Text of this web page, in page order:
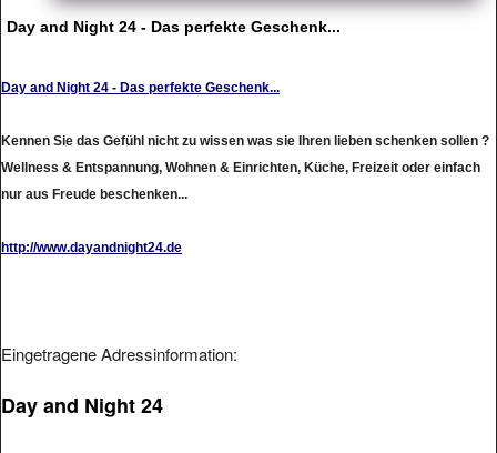
Day and Night 24 - Das perfekte Geschenk...
Day and Night 24 - Das perfekte Geschenk...
Kennen Sie das Gefühl nicht zu wissen was sie Ihren lieben schenken sollen ?
Wellness & Entspannung, Wohnen & Einrichten, Küche, Freizeit oder einfach
nur aus Freude beschenken...
http://www.dayandnight24.de
Eingetragene Adressinformation:
Day and Night 24